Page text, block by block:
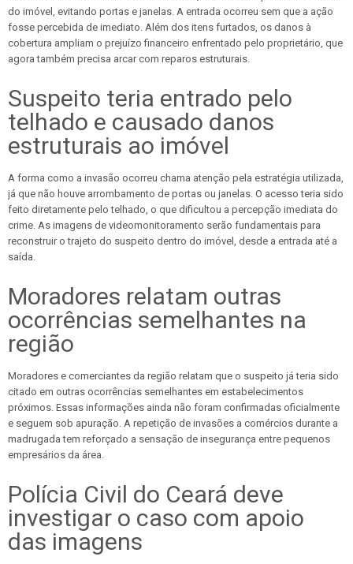
do imóvel, evitando portas e janelas. A entrada ocorreu sem que a ação
fosse percebida de imediato. Além dos itens furtados, os danos à
cobertura ampliam o prejuízo financeiro enfrentado pelo proprietário, que
agora também precisa arcar com reparos estruturais.
Suspeito teria entrado pelo
telhado e causado danos
estruturais ao imóvel
A forma como a invasão ocorreu chama atenção pela estratégia utilizada,
já que não houve arrombamento de portas ou janelas. O acesso teria sido
feito diretamente pelo telhado, o que dificultou a percepção imediata do
crime. As imagens de videomonitoramento serão fundamentais para
reconstruir o trajeto do suspeito dentro do imóvel, desde a entrada até a
saída.
Moradores relatam outras
ocorrências semelhantes na
região
Moradores e comerciantes da região relatam que o suspeito já teria sido
citado em outras ocorrências semelhantes em estabelecimentos
próximos. Essas informações ainda não foram confirmadas oficialmente
e seguem sob apuração. A repetição de invasões a comércios durante a
madrugada tem reforçado a sensação de insegurança entre pequenos
empresários da área.
Polícia Civil do Ceará deve
investigar o caso com apoio
das imagens